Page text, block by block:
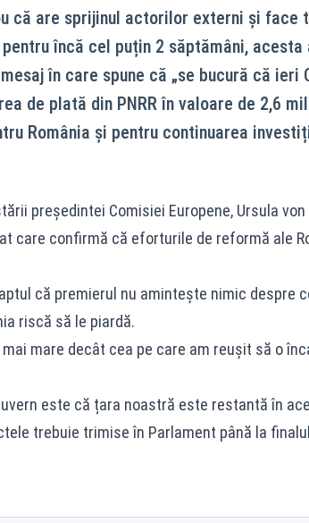
că are sprijinul actorilor externi și face
încă cel puțin 2 săptămâni, acesta
în care spune că „se bucură că ieri
de plată din PNRR în valoare de 2,6
România și pentru continuarea
președintei Comisiei Europene, Ursula von
care confirmă că eforturile de reformă ale
că premierul nu amintește nimic despre
riscă să le piardă.
mare decât cea pe care am reușit să o
este că țara noastră este restantă în
trebuie trimise în Parlament până la